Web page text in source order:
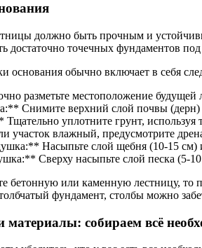
должно быть прочным и
достаточно точечных фундаментов
основания обычно включает в себя
разметьте местоположение
Снимите верхний слой почвы (дерн)
уплотните грунт, используя
влажный, предусмотрите
Насыпьте слой щебня (10-15 см)
Сверху насыпьте слой песка (5-
бетонную или каменную лестницу, то
фундамент, столбы можно
собираем всё